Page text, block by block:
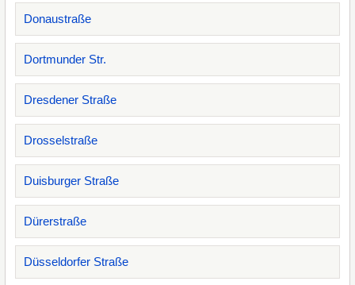
Donaustraße
Dortmunder Str.
Dresdener Straße
Drosselstraße
Duisburger Straße
Dürerstraße
Düsseldorfer Straße